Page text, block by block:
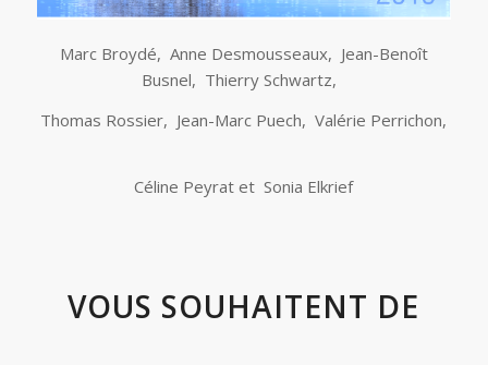
Marc Broydé, Anne Desmousseaux, Jean-Benoît
Busnel, Thierry Schwartz,
Thomas Rossier, Jean-Marc Puech, Valérie Perrichon,
Céline Peyrat et Sonia Elkrief
VOUS SOUHAITENT DE